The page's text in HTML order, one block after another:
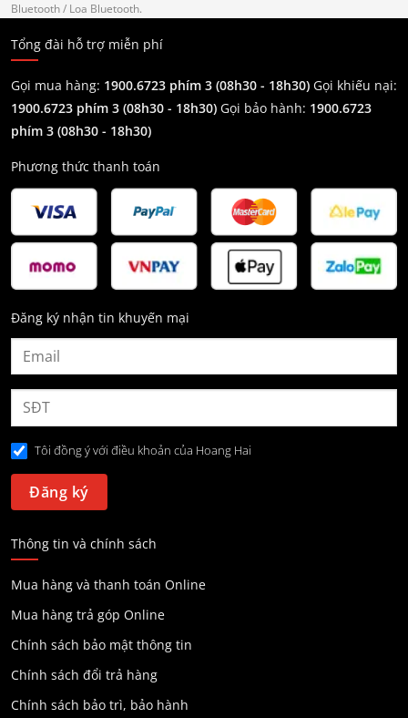
Bluetooth/ Loa Bluetooth.
Tổng đài hỗ trợ miễn phí
Gọi mua hàng: 1900.6723 phím 3 (08h30 - 18h30) Gọi khiếu nại:
1900.6723 phím 3 (08h30 - 18h30) Gọi bảo hành: 1900.6723
phím 3 (08h30 - 18h30)
Phương thức thanh toán
Đăng ký nhận tin khuyến mại
Tôi đồng ý với điều khoản của Hoang Hai
Thông tin và chính sách
Mua hàng và thanh toán Online
Mua hàng trả góp Online
Chính sách bảo mật thông tin
Chính sách đổi trả hàng
Chính sách bảo trì, bảo hành